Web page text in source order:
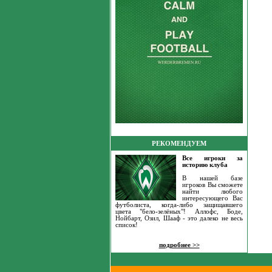
РЕКОМЕНДУЕМ
Все игроки за
историю клуба
В нашей базе
игроков Вы сможете
найти любого
интересующего Вас
футболиста, когда-либо защищавшего
цвета "бело-зелёных"! Аллофс, Боде,
Нойбарт, Озил, Шааф - это далеко не весь
список!
подробнее >>